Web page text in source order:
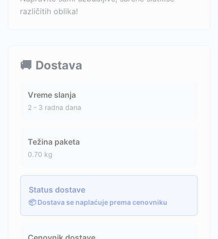
različitih oblika!
🚚 Dostava
Vreme slanja
2 - 3 radna dana
Težina paketa
0.70 kg
Status dostave
📦 Dostava se naplaćuje prema cenovniku